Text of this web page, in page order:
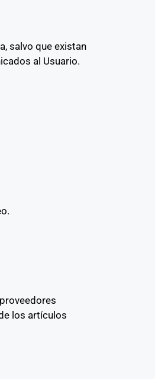
salvo que existan
al Usuario.
los artículos